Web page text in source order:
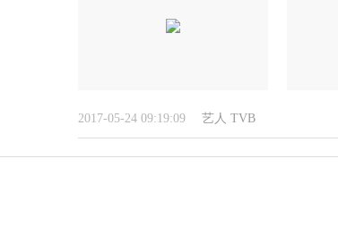
2017-05-24 09:19:09 艺人 TVB